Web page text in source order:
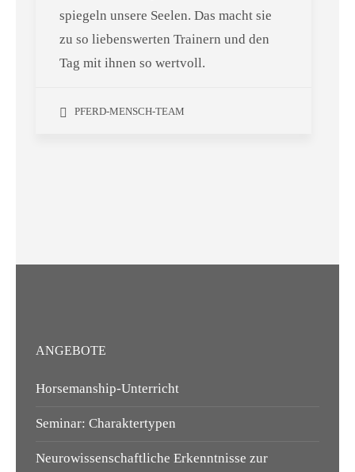
spiegeln unsere Seelen. Das macht sie
zu so liebenswerten Trainern und den
Tag mit ihnen so wertvoll.
PFERD-MENSCH-TEAM
ANGEBOTE
Horsemanship-Unterricht
Seminar: Charaktertypen
Neurowissenschaftliche Erkenntnisse zur